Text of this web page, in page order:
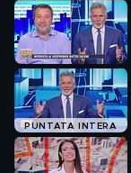
PUNTATA INTERA